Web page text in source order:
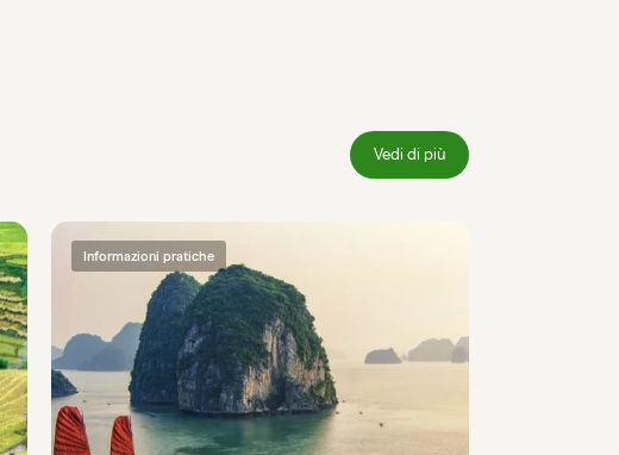
Vedi di più
Informazioni pratiche